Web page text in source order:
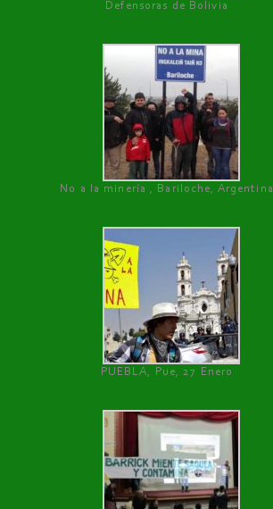
Defensoras de Bolivia
No a la minería , Bariloche, Argentina
PUEBLA, Pue, 27 Enero